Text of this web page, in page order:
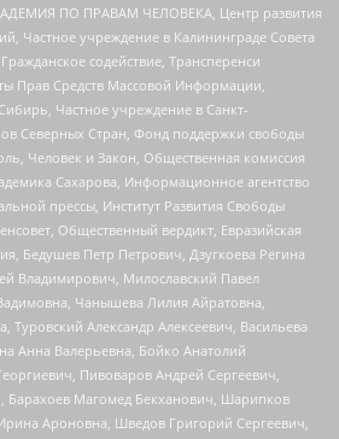
ПО ПРАВАМ ЧЕЛОВЕКА, Центр развития
Частное учреждение в Калининграде Совета
содействие, Трансперенси
Прав Средств Массовой Информации,
Частное учреждение в Санкт-
Северных Стран, Фонд поддержки свободы
Человек и Закон, Общественная комиссия
Сахарова, Информационное агентство
прессы, Институт Развития Свободы
Общественный вердикт, Евразийская
Бедушев Петр Петрович, Дзугкоева Регина
Владимирович, Милославский Павел
Чанышева Лилия Айратовна,
Туровский Александр Алексеевич, Васильева
Анна Валерьевна, Бойко Анатолий
Пивоваров Андрей Сергеевич,
Барахоев Магомед Бекханович, Шарипков
Ароновна, Шведов Григорий Сергеевич,